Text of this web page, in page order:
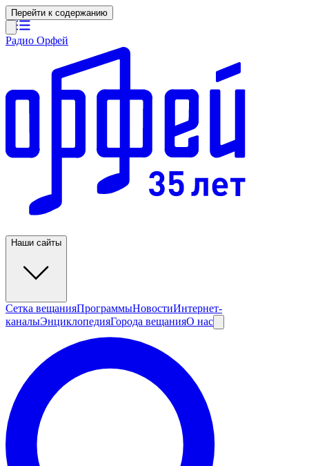
Перейти к содержанию
Радио Орфей
Наши сайты
Сетка вещанияПрограммыНовостиИнтернет-
каналыЭнциклопедияГорода вещанияО нас